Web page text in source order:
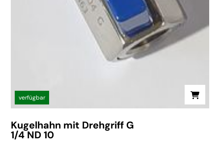
verfügbar
Kugelhahn mit Drehgriff G
1/4 ND 10